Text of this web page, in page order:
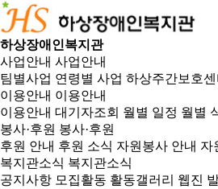
하상장애인복지관
사업안내 사업안내
팀별사업 연령별 사업 하상주간보호센
이용안내 이용안내
이용안내 대기자조회 월별 일정 월별
봉사·후원 봉사·후원
후원 안내 후원 소식 자원봉사 안내 자
복지관소식 복지관소식
공지사항 모집활동 활동갤러리 웹진